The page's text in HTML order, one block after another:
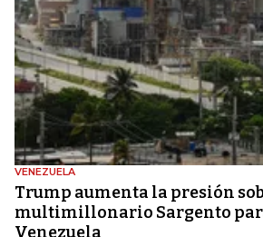
VENEZUELA
Trump aumenta la presión
multimillonario Sargento
Venezuela